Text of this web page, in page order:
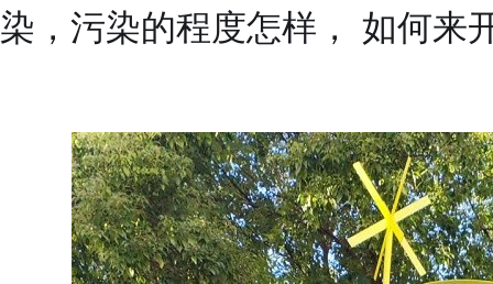
染，污染的程度怎样， 如何来